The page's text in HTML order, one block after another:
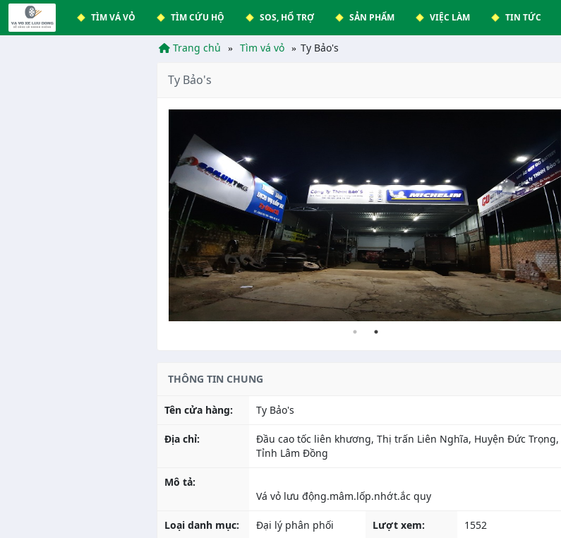
TÌM VÁ VỎ TÌM CỨU HỘ SOS, HỔ TRỢ SẢN PHẨM VIỆC LÀM TIN TỨC
Trang chủ Tìm vá vỏ Ty Bảo's
Ty Bảo's
THÔNG TIN CHUNG
Tên cửa hàng: Ty Bảo's
Địa chỉ:
Đầu cao tốc liên khương, Thị trấn Liên Nghĩa, Huyện Đức Trọng,
Tỉnh Lâm Đồng
Mô tả:
Loại danh mục: Đại lý phân phối Lượt xem: 1552